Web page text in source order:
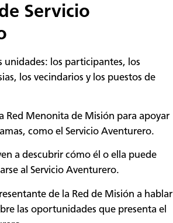
Servicio
unidades: los participantes, los
los vecindarios y los puestos de
Red Menonita de Misión para apoyar
como el Servicio Aventurero.
a descubrir cómo él o ella puede
al Servicio Aventurero.
de la Red de Misión a hablar
las oportunidades que presenta el